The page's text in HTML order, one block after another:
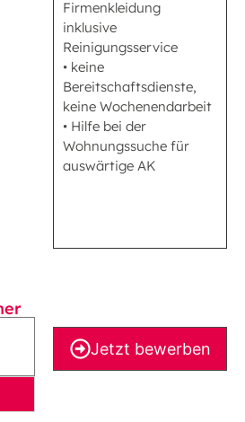
Firmenkleidung
inklusive
Reinigungsservice
• keine
Bereitschaftsdienste,
keine Wochenendarbeit
• Hilfe bei der
Wohnungssuche für
auswärtige AK
Jetzt bewerben